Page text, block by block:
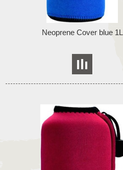
Neoprene Cover blue 1L